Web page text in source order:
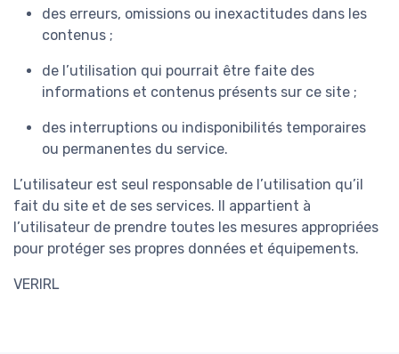
des erreurs, omissions ou inexactitudes dans les
contenus ;
de l’utilisation qui pourrait être faite des
informations et contenus présents sur ce site ;
des interruptions ou indisponibilités temporaires
ou permanentes du service.
L’utilisateur est seul responsable de l’utilisation qu’il
fait du site et de ses services. Il appartient à
l’utilisateur de prendre toutes les mesures appropriées
pour protéger ses propres données et équipements.
VERIRL